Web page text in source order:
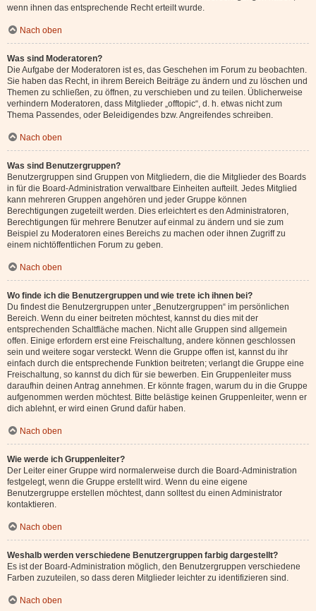
wenn ihnen das entsprechende Recht erteilt wurde.
Nach oben
Was sind Moderatoren?
Die Aufgabe der Moderatoren ist es, das Geschehen im Forum zu beobachten.
Sie haben das Recht, in ihrem Bereich Beiträge zu ändern und zu löschen und
Themen zu schließen, zu öffnen, zu verschieben und zu teilen. Üblicherweise
verhindern Moderatoren, dass Mitglieder „offtopic“, d. h. etwas nicht zum
Thema Passendes, oder Beleidigendes bzw. Angreifendes schreiben.
Nach oben
Was sind Benutzergruppen?
Benutzergruppen sind Gruppen von Mitgliedern, die die Mitglieder des Boards
in für die Board-Administration verwaltbare Einheiten aufteilt. Jedes Mitglied
kann mehreren Gruppen angehören und jeder Gruppe können
Berechtigungen zugeteilt werden. Dies erleichtert es den Administratoren,
Berechtigungen für mehrere Benutzer auf einmal zu ändern und sie zum
Beispiel zu Moderatoren eines Bereichs zu machen oder ihnen Zugriff zu
einem nichtöffentlichen Forum zu geben.
Nach oben
Wo finde ich die Benutzergruppen und wie trete ich ihnen bei?
Du findest die Benutzergruppen unter „Benutzergruppen“ im persönlichen
Bereich. Wenn du einer beitreten möchtest, kannst du dies mit der
entsprechenden Schaltfläche machen. Nicht alle Gruppen sind allgemein
offen. Einige erfordern erst eine Freischaltung, andere können geschlossen
sein und weitere sogar versteckt. Wenn die Gruppe offen ist, kannst du ihr
einfach durch die entsprechende Funktion beitreten; verlangt die Gruppe eine
Freischaltung, so kannst du dich für sie bewerben. Ein Gruppenleiter muss
daraufhin deinen Antrag annehmen. Er könnte fragen, warum du in die Gruppe
aufgenommen werden möchtest. Bitte belästige keinen Gruppenleiter, wenn er
dich ablehnt, er wird einen Grund dafür haben.
Nach oben
Wie werde ich Gruppenleiter?
Der Leiter einer Gruppe wird normalerweise durch die Board-Administration
festgelegt, wenn die Gruppe erstellt wird. Wenn du eine eigene
Benutzergruppe erstellen möchtest, dann solltest du einen Administrator
kontaktieren.
Nach oben
Weshalb werden verschiedene Benutzergruppen farbig dargestellt?
Es ist der Board-Administration möglich, den Benutzergruppen verschiedene
Farben zuzuteilen, so dass deren Mitglieder leichter zu identifizieren sind.
Nach oben